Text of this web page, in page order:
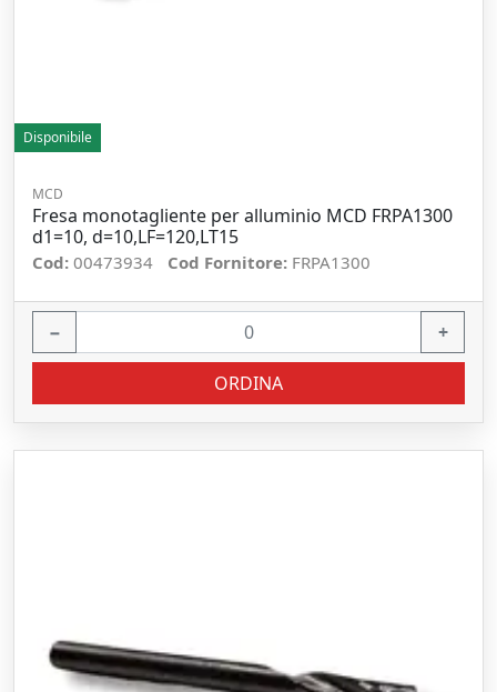
Disponibile
MCD
Fresa monotagliente per alluminio MCD FRPA1300
d1=10, d=10,LF=120,LT15
Cod: 00473934 Cod Fornitore: FRPA1300
− +
ORDINA